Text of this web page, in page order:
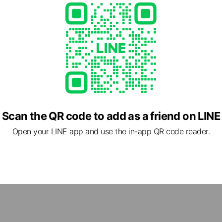
Scan the QR code to add as a friend on LINE
Open your LINE app and use the in-app QR code reader.